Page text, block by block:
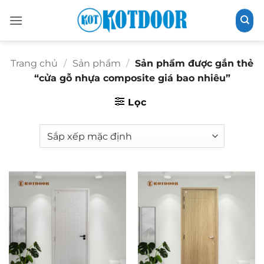
qua
Trang chủ / Sản phẩm / Sản phẩm được gắn thẻ
“cửa gỗ nhựa composite giá bao nhiêu”
Lọc